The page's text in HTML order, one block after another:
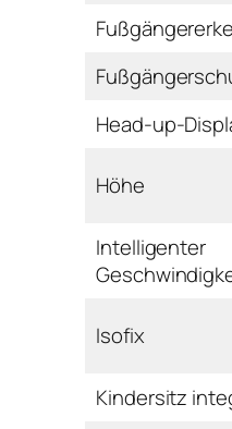
Head-up-
Höhe
Intelligenter
Isofix
Kindersitz